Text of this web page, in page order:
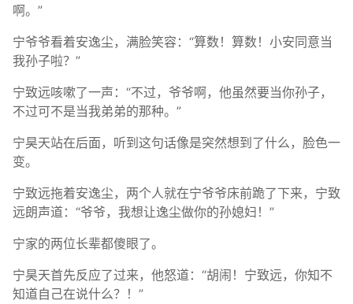
啊。”
宁爷爷看着安逸尘，满脸笑容：“算数！算数！小安同意当
我孙子啦？”
宁致远咳嗽了一声：“不过，爷爷啊，他虽然要当你孙子，
不过可不是当我弟弟的那种。”
宁昊天站在后面，听到这句话像是突然想到了什么，脸色一
变。
宁致远拖着安逸尘，两个人就在宁爷爷床前跪了下来，宁致
远朗声道：“爷爷，我想让逸尘做你的孙媳妇！”
宁家的两位长辈都傻眼了。
宁昊天首先反应了过来，他怒道：“胡闹！宁致远，你知不
知道自己在说什么？！”